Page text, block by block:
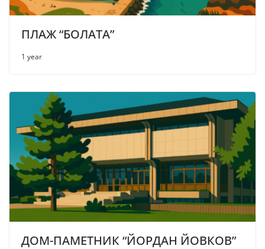
ПЛАЖ “БОЛАТА”
1 year
ДОМ-ПАМЕТНИК “ЙОРДАН ЙОВКОВ”